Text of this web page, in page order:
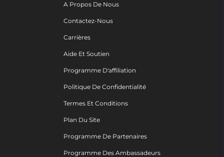
A Propos De Nous
Contactez-Nous
Carrières
Aide Et Soutien
Programme D'affiliation
Politique De Confidentialité
Termes Et Conditions
Plan Du Site
Programme De Partenaires
Programme Des Ambassadeurs